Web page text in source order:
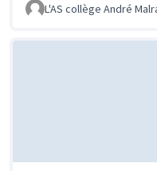
L'AS collège André